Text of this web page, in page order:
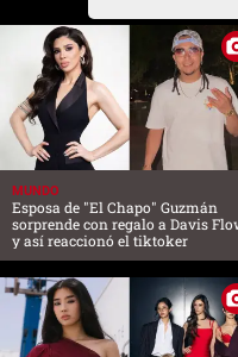
MUNDO
Esposa de "El Chapo" Guzmán
sorprende con regalo a Davis
y así reaccionó el tiktoker